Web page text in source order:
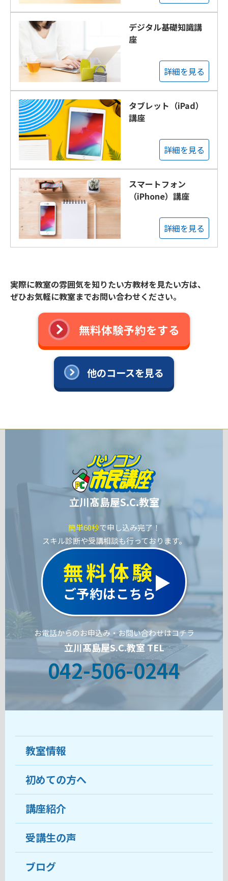
デジタル基礎知識講
座
詳細を見る
タブレット（iPad）
講座
詳細を見る
スマートフォン
（iPhone）講座
詳細を見る
実際に教室の雰囲気を知りたい方教材を見たい方は、
ぜひお気軽に教室までお問い合わせください。
無料体験予約をする
他のコースを見る
立川髙島屋S.C.教室
簡単60秒で申し込み完了！
スキル診断や受講相談も行っております。
無料体験
ご予約はこちら
お電話からのお申込み・お問い合わせはコチラ
立川髙島屋S.C.教室 TEL
042-506-0244
教室情報
教室について
受講生の声
おすすめ・人気の講座
目的から講座を探す
初めての方へ
ココがおすすめ
料金
受講までの流れ
講座紹介
受講生の声
ブログ